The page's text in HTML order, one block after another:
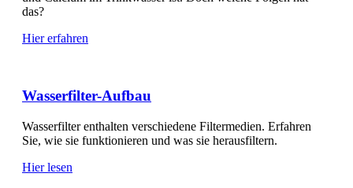
das?
Hier erfahren
Wasserfilter-Aufbau
Wasserfilter enthalten verschiedene Filtermedien. Erfahren
Sie, wie sie funktionieren und was sie herausfiltern.
Hier lesen